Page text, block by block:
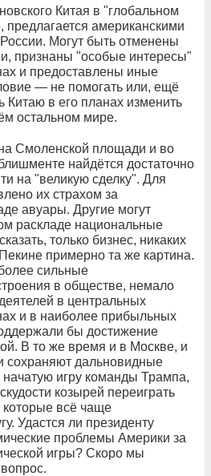
Китая в "глобальном
предлагается американскими
Могут быть отменены
признаны "особые интересы"
и предоставлены иные
— не помогать или, ещё
Китаю в его планах изменить
остальном мире.
Смоленской площади и во
найдётся достаточно
на "великую сделку". Для
их страхом за
авуары. Другие могут
раскладе национальные
только бизнес, никаких
примерно та же картина.
сильные
в обществе, немало
в центральных
и в наиболее прибыльных
бы достижение
В то же время и в Москве, и
сохраняют дальновидные
игру команды Трампа,
козырей переиграть
которые всё чаще
Удастся ли президенту
проблемы Америки за
игры? Скоро мы